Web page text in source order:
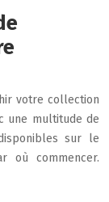
votre collection
une multitude de
sur le
où commencer.